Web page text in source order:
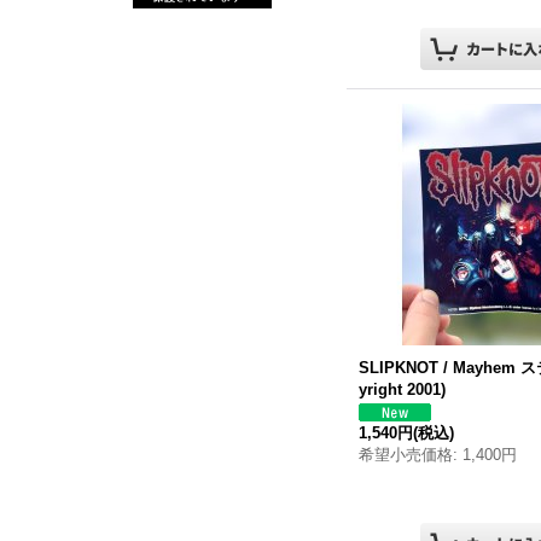
SLIPKNOT / Mayhem ス
yright 2001)
1,540円(税込)
希望小売価格: 1,400円